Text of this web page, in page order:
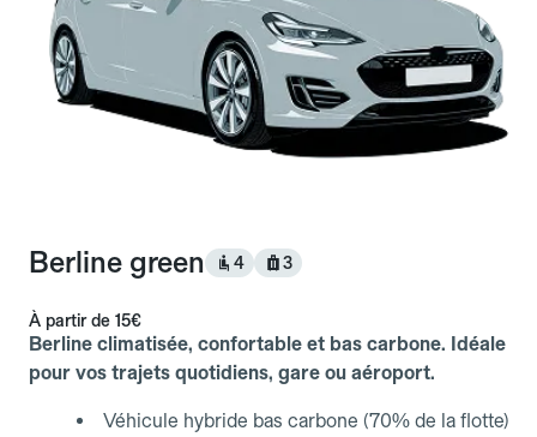
Berline green 4 3
À partir de 15€
Berline climatisée, confortable et bas carbone. Idéale
pour vos trajets quotidiens, gare ou aéroport.
Véhicule hybride bas carbone (70% de la flotte)